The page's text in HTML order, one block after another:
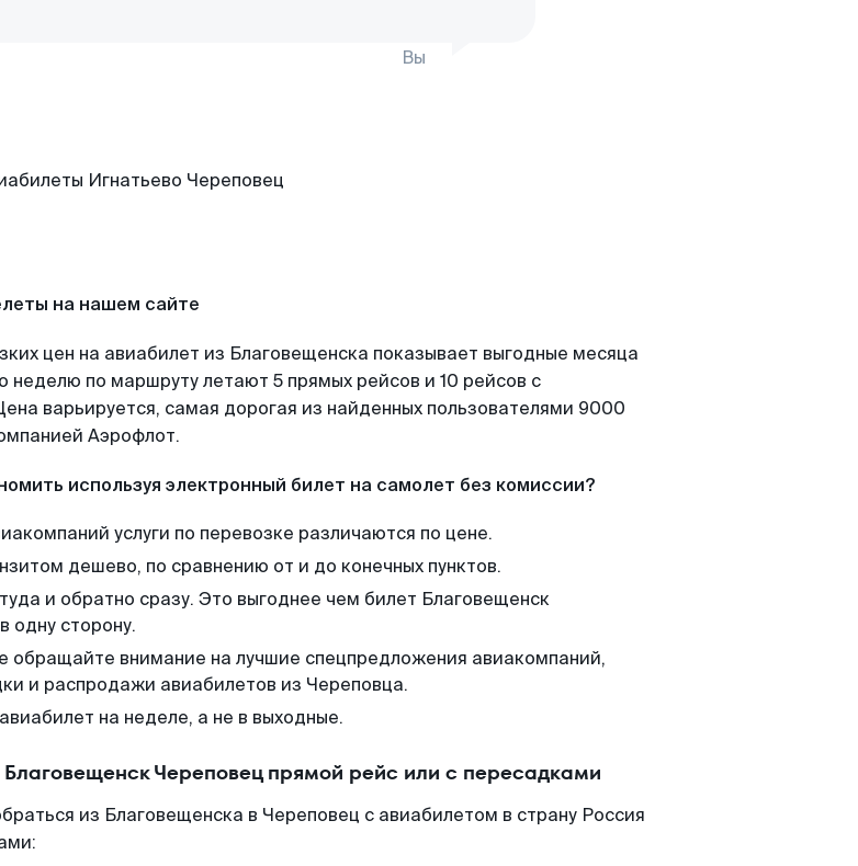
Вы
на нашем сайте
цен на авиабилет из Благовещенска показывает выгодные месяца
неделю по маршруту летают 5 прямых рейсов и 10 рейсов с
варьируется, самая дорогая из найденных пользователями 9000
Аэрофлот.
используя электронный билет на самолет без комиссии?
услуги по перевозке различаются по цене.
дешево, по сравнению от и до конечных пунктов.
и обратно сразу. Это выгоднее чем билет Благовещенск
одну сторону.
обращайте внимание на лучшие спецпредложения авиакомпаний,
и распродажи авиабилетов из Череповца.
на неделе, а не в выходные.
Череповец прямой рейс или с пересадками
из Благовещенска в Череповец с авиабилетом в страну Россия